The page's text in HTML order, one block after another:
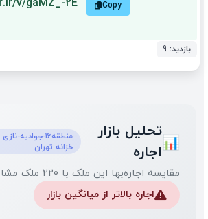
v/gaMZ_-2E Copy
بازدید: 9
📊
تحلیل بازار
اجاره
منطقه16-جوادیه-
خزانه تهران
مقایسه اجاره‌بها این ملک با 220 ملک مشابه در منطقه
⚠️اجاره بالاتر از میانگین بازار